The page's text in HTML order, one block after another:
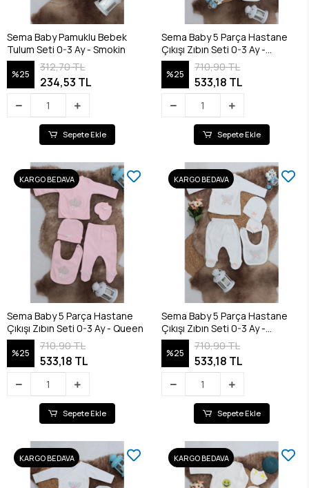
Sema Baby Pamuklu Bebek
Tulum Seti 0-3 Ay - Smokin
%25
312,70 TL
234,53 TL
Sepete Ekle
Sema Baby 5 Parça Hastane
Çıkışı Zıbın Seti 0-3 Ay -
Princess
%25
710,90 TL
533,18 TL
Sepete Ekle
KARGO BEDAVA
Sema Baby 5 Parça Hastane
Çıkışı Zıbın Seti 0-3 Ay - Queen
%25
710,90 TL
533,18 TL
Sepete Ekle
KARGO BEDAVA
Sema Baby 5 Parça Hastane
Çıkışı Zıbın Seti 0-3 Ay -
Butterfly
%25
710,90 TL
533,18 TL
Sepete Ekle
KARGO BEDAVA KARGO BEDAVA